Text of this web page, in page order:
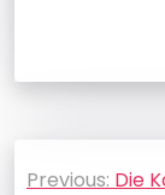
Previous: Die